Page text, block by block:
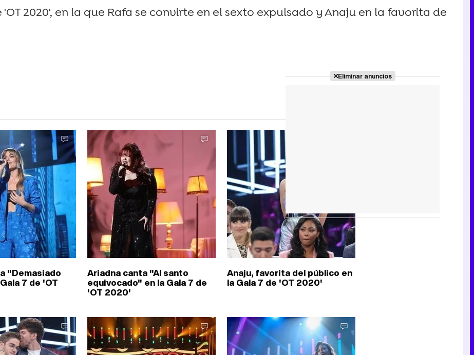
2020', en la que Rafa se convirte en el sexto expulsado y Anaju en la favorita de
"Demasiado
7 de 'OT
Ariadna canta "Al santo
equivocado" en la Gala 7 de
'OT 2020'
Anaju, favorita del público en
la Gala 7 de 'OT 2020'
Eliminar anuncios